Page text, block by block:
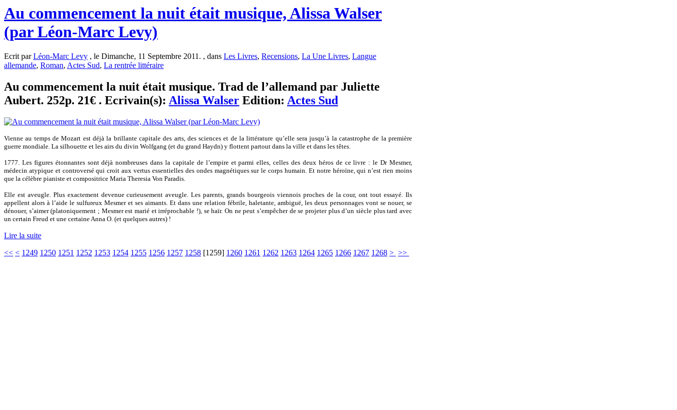
Au commencement la nuit était musique, Alissa Walser
(par Léon-Marc Levy)
Ecrit parLéon-Marc Levy , le Dimanche, 11 Septembre 2011. , dans Les Livres, Recensions, La Une Livres, Langue
allemande, Roman, Actes Sud, La rentrée littéraire
Au commencement la nuit était musique. Trad de l’allemand par Juliette
Aubert. 252p. 21€ . Ecrivain(s): Alissa Walser Edition: Actes Sud
Vienne au temps de Mozart est déjà la brillante capitale des arts, des sciences et de la littérature qu’elle sera jusqu’à la catastrophe de la première
guerre mondiale. La silhouette et les airs du divin Wolfgang (et du grand Haydn) y flottent partout dans la ville et dans les têtes.
1777. Les figures étonnantes sont déjà nombreuses dans la capitale de l’empire et parmi elles, celles des deux héros de ce livre : le Dr Mesmer,
médecin atypique et controversé qui croit aux vertus essentielles des ondes magnétiques sur le corps humain. Et notre héroïne, qui n’est rien moins
que la célèbre pianiste et compositrice Maria Theresia Von Paradis.
Elle est aveugle. Plus exactement devenue curieusement aveugle. Les parents, grands bourgeois viennois proches de la cour, ont tout essayé. Ils
appellent alors à l’aide le sulfureux Mesmer et ses aimants. Et dans une relation fébrile, haletante, ambiguë, les deux personnages vont se nouer, se
dénouer, s’aimer (platoniquement ; Mesmer est marié et irréprochable !), se haïr. On ne peut s’empêcher de se projeter plus d’un siècle plus tard avec
un certain Freud et une certaine Anna O. (et quelques autres) !
Lire la suite
<< < 1249 1250 1251 1252 1253 1254 1255 1256 1257 1258 [1259] 1260 1261 1262 1263 1264 1265 1266 1267 1268 > >>